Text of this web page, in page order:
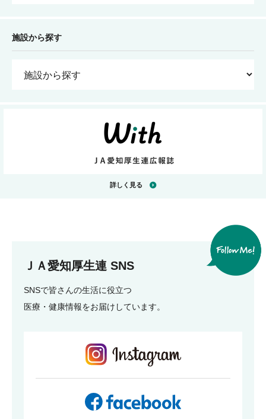
施設から探す
詳しく見る
ＪＡ愛知厚生連 SNS
SNSで皆さんの生活に役立つ
医療・健康情報をお届けしています。